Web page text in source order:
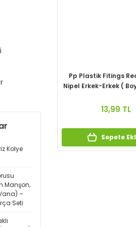
Kolye
Manşon,
–
Seti
Pp Plastik Fitings
Nipel Erkek-Erkek (
13,99 TL
Sepete